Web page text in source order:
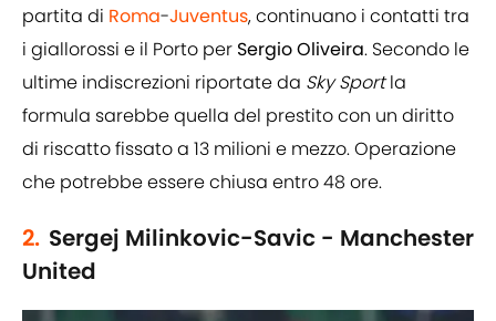
partita di Roma-Juventus, continuano i contatti tra
i giallorossi e il Porto per Sergio Oliveira. Secondo le
ultime indiscrezioni riportate da Sky Sportla
formula sarebbe quella del prestito con un diritto
di riscatto fissato a 13 milioni e mezzo. Operazione
che potrebbe essere chiusa entro 48 ore.
2. Sergej Milinkovic-Savic - Manchester
United